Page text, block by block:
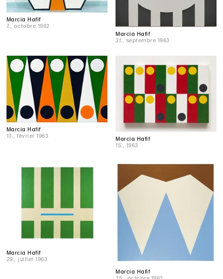
Marcia Hafif
7.
, octobre 1962
Marcia Hafif
31.
, septembre 1963
Marcia Hafif
13.
, février 1963
Marcia Hafif
15.
, 1963
Marcia Hafif
29.
, juillet 1963
Marcia Hafif
35.
, octobre 1963